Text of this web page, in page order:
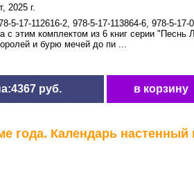
2025 г.
5-17-112616-2, 978-5-17-113864-6, 978-5-17-
с этим комплектом из 6 книг серии "Песнь
и бурю мечей до пи ...
руб. в корзину
года. Календарь настенный